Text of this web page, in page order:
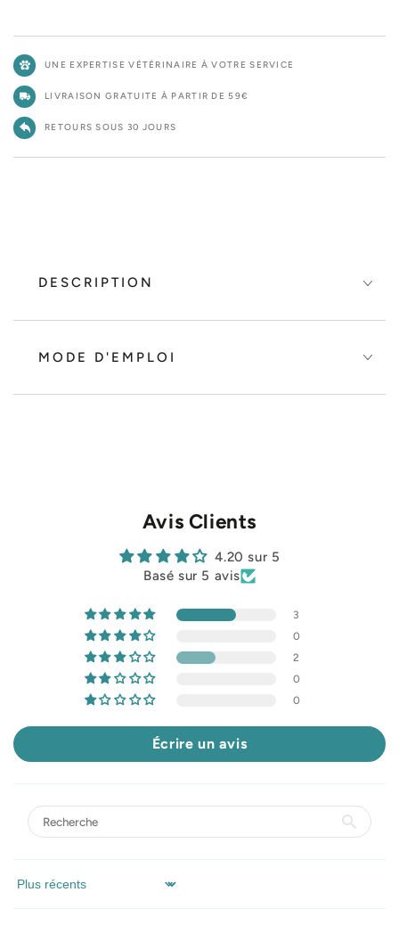
UNE EXPERTISE VÉTÉRINAIRE À VOTRE SERVICE
LIVRAISON GRATUITE À PARTIR DE 59€
RETOURS SOUS 30 JOURS
DESCRIPTION
MODE D'EMPLOI
Avis Clients
4.20 sur 5
Basé sur 5 avis
3
0
2
0
0
Écrire un avis
Sort by